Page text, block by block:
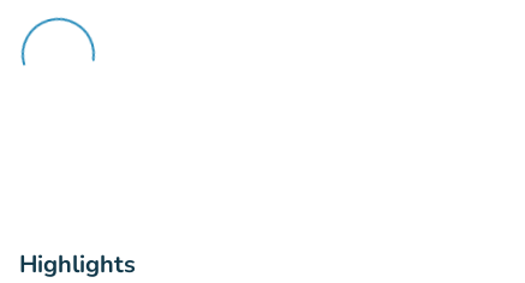
Highlights